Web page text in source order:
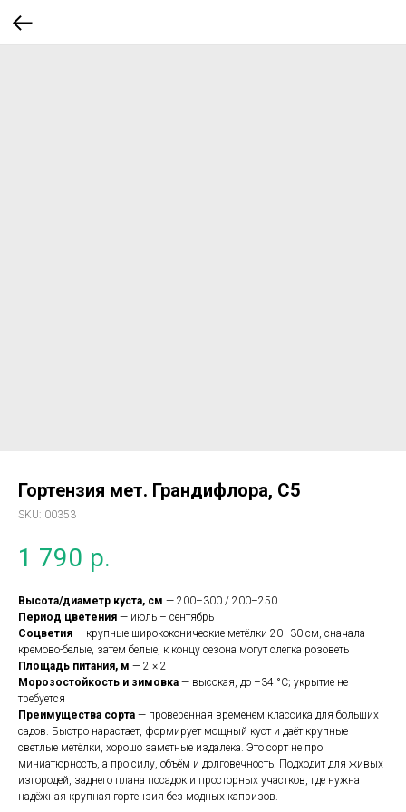
Гортензия мет. Грандифлора, С5
SKU: 00353
1 790 р.
Высота/диаметр куста, см — 200–300 / 200–250
Период цветения — июль – сентябрь
Соцветия — крупные ширококонические метёлки 20–30 см, сначала
кремово-белые, затем белые, к концу сезона могут слегка розоветь
Площадь питания, м — 2 × 2
Морозостойкость и зимовка — высокая, до –34 °C; укрытие не
требуется
Преимущества сорта — проверенная временем классика для больших
садов. Быстро нарастает, формирует мощный куст и даёт крупные
светлые метёлки, хорошо заметные издалека. Это сорт не про
миниатюрность, а про силу, объём и долговечность. Подходит для живых
изгородей, заднего плана посадок и просторных участков, где нужна
надёжная крупная гортензия без модных капризов.